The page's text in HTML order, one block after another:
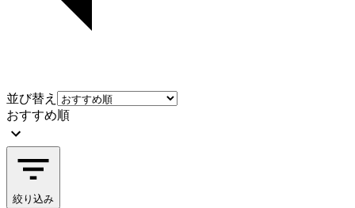
並び替え
おすすめ順
絞り込み